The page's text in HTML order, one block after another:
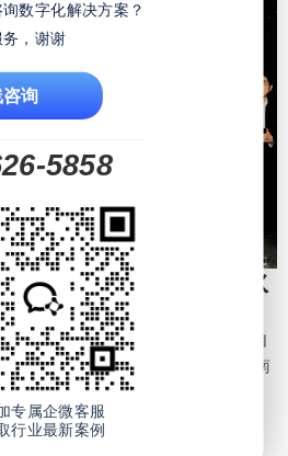
供者”到“区域战略伙
就是一个中企出海的成功样本。自
鼎捷已在当地扎根十八年，服务越南
东南亚整体客户群突破1000家。目
具备中、英、越三语能力及财务、
员工占比已超过90%。
数字化解决方案？
，谢谢
询
5858
专属企微客服
行业最新案例